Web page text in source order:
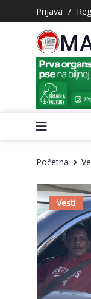
Prijava /
Početna
Vesti